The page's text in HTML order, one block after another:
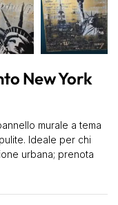
New York
murale a tema
Ideale per chi
urbana; prenota